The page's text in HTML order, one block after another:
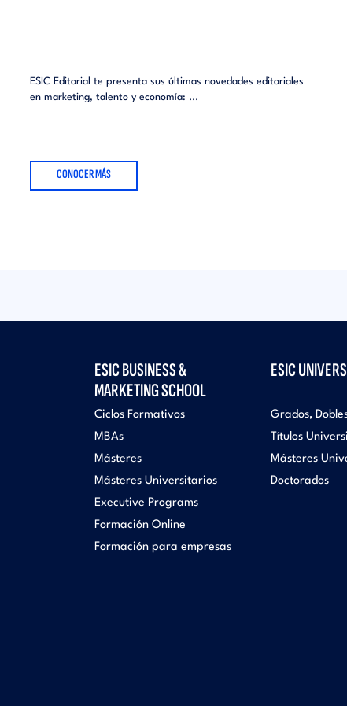
ESIC Editorial te presenta sus últimas novedades editoriales
en marketing, talento y economía: ...
CONOCER MÁS
ESIC BUSINESS &
MARKETING SCHOOL
Ciclos Formativos
MBAs
Másteres
Másteres Universitarios
Executive Programs
Formación Online
Formación para empresas
ESIC
Grados,
Títulos
Másteres
Doctorados